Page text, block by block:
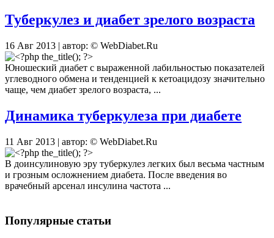
Туберкулез и диабет зрелого возраста
16 Авг 2013 | автор: © WebDiabet.Ru
Юношеский диабет с выраженной лабильностью показателей
углеводного обмена и тенденцией к кетоацидозу значительно
чаще, чем диабет зрелого возраста, ...
Динамика туберкулеза при диабете
11 Авг 2013 | автор: © WebDiabet.Ru
В доинсулиновую эру туберкулез легких был весьма частным
и грозным осложнением диабета. После введения во
врачебный арсенал инсулина частота ...
Популярные статьи